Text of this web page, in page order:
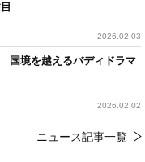
2026.02.03
国境を越えるバディドラマ
2026.02.02
ニュース記事一覧